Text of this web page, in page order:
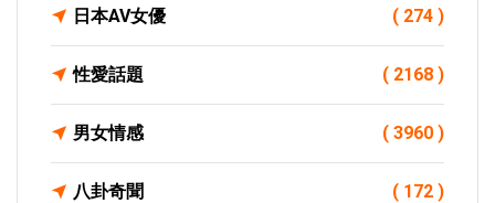
日本AV女優 ( 274 )
性愛話題 ( 2168 )
男女情感 ( 3960 )
八卦奇聞 ( 172 )